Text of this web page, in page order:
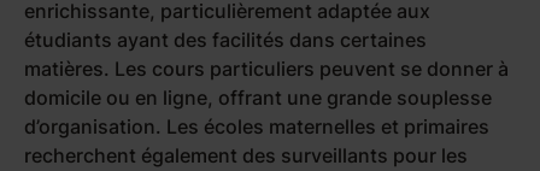
enrichissante, particulièrement adaptée aux
étudiants ayant des facilités dans certaines
matières. Les cours particuliers peuvent se donner à
domicile ou en ligne, offrant une grande souplesse
d’organisation. Les écoles maternelles et primaires
recherchent également des surveillants pour les